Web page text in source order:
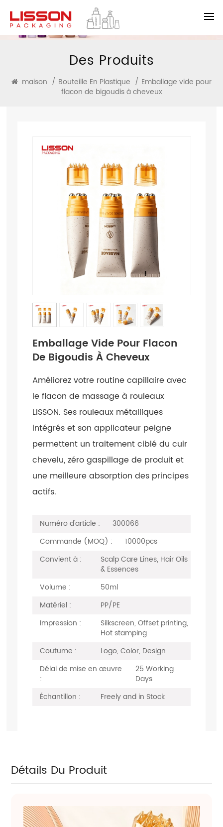
Des Produits
maison / Bouteille En Plastique / Emballage vide pour
flacon de bigoudis à cheveux
Emballage Vide Pour Flacon
De Bigoudis À Cheveux
Améliorez votre routine capillaire avec
le flacon de massage à rouleaux
LISSON. Ses rouleaux métalliques
intégrés et son applicateur peigne
permettent un traitement ciblé du cuir
chevelu, zéro gaspillage de produit et
une meilleure absorption des principes
actifs.
Numéro d'article :
300066
Commande (MOQ) :
10000pcs
Convient à :
Scalp Care Lines, Hair Oils
& Essences
Volume :
50ml
Matériel :
PP/PE
Impression :
Silkscreen, Offset printing,
Hot stamping
Coutume :
Logo, Color, Design
Délai de mise en œuvre
:
25 Working
Days
Échantillon :
Freely and in Stock
Détails Du Produit